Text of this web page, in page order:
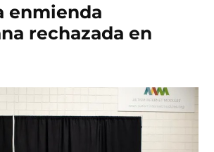
enmienda
rechazada en